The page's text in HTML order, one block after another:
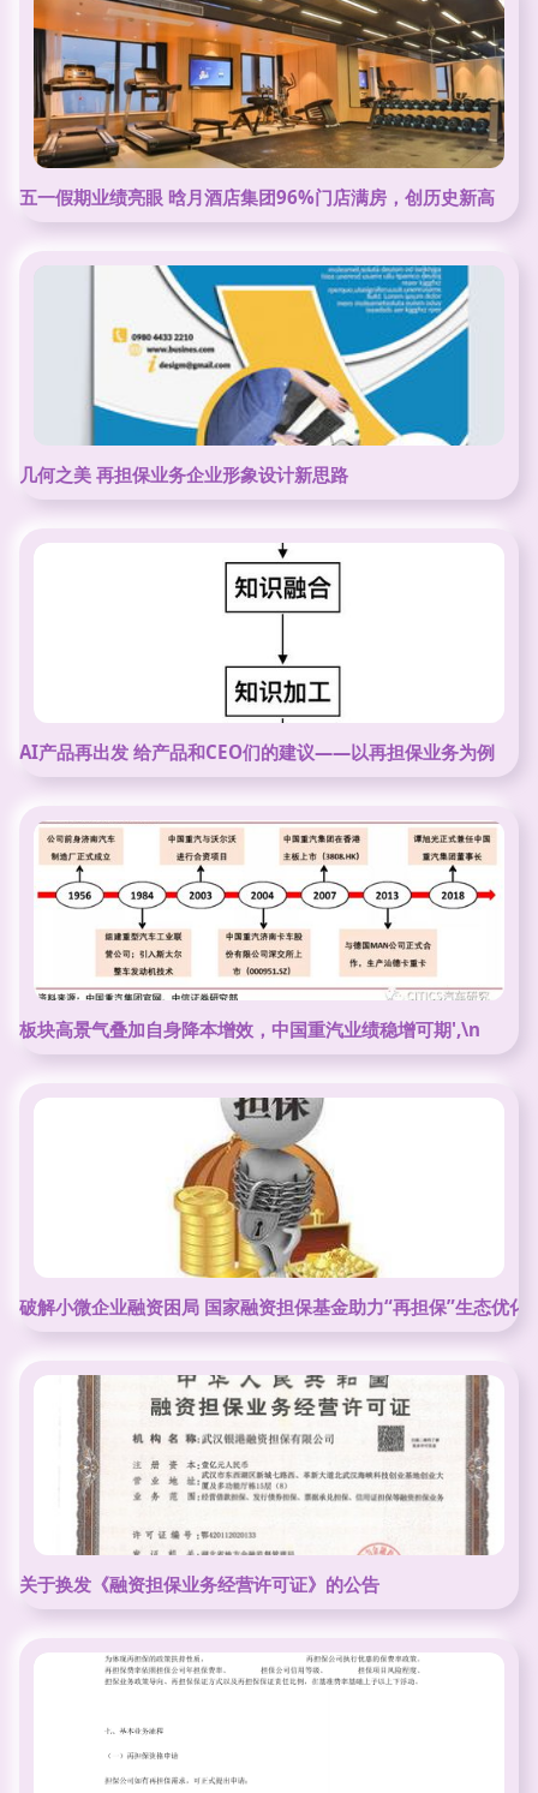
五一假期业绩亮眼 晗月酒店集团96%门店满房，创历史新高
几何之美 再担保业务企业形象设计新思路
AI产品再出发 给产品和CEO们的建议——以再担保业务为例
板块高景气叠加自身降本增效，中国重汽业绩稳增可期',\n
破解小微企业融资困局 国家融资担保基金助力“再担保”生态优化
关于换发《融资担保业务经营许可证》的公告